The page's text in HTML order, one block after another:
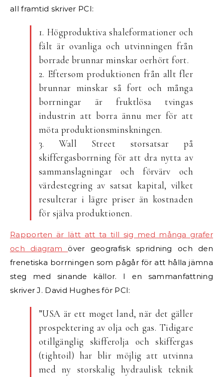
all framtid skriver PCI:
1. Högproduktiva shaleformationer och
fält är ovanliga och utvinningen från
borrade brunnar minskar oerhört fort.
2. Eftersom produktionen från allt fler
brunnar minskar så fort och många
borrningar är fruktlösa tvingas
industrin att borra ännu mer för att
möta produktionsminskningen.
3. Wall Street storsatsar på
skiffergasborrning för att dra nytta av
sammanslagningar och förvärv och
värdestegring av satsat kapital, vilket
resulterar i lägre priser än kostnaden
för själva produktionen.
Rapporten är lätt att ta till sig med många grafer
och diagram över geografisk spridning och den
frenetiska borrningen som pågår för att hålla jämna
steg med sinande källor. I en sammanfattning
skriver J. David Hughes för PCI:
”USA är ett moget land, när det gäller
prospektering av olja och gas. Tidigare
otillgänglig skifferolja och skiffergas
(tightoil) har blir möjlig att utvinna
med ny storskalig hydraulisk teknik